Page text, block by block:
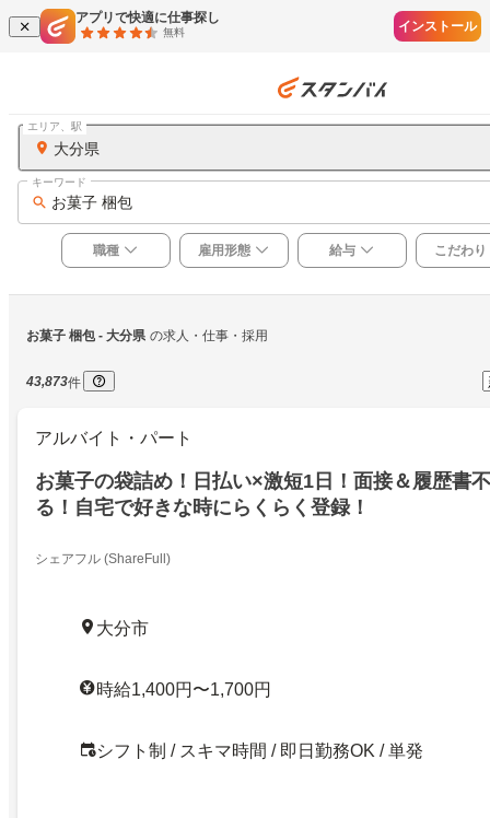
アプリで快適に仕事探し
無料 インストール
大分県
エリア、駅
お菓子 梱包
キーワード
職種 雇用形態 給与 こだわり
お菓子 梱包 - 大分県 の求人・仕事・採用
43,873件
アルバイト・パート
お菓子の袋詰め！日払い×激短1日！面接＆履歴書
る！自宅で好きな時にらくらく登録！
シェアフル (ShareFull)
大分市
時給1,400円〜1,700円
シフト制 / スキマ時間 / 即日勤務OK / 単発